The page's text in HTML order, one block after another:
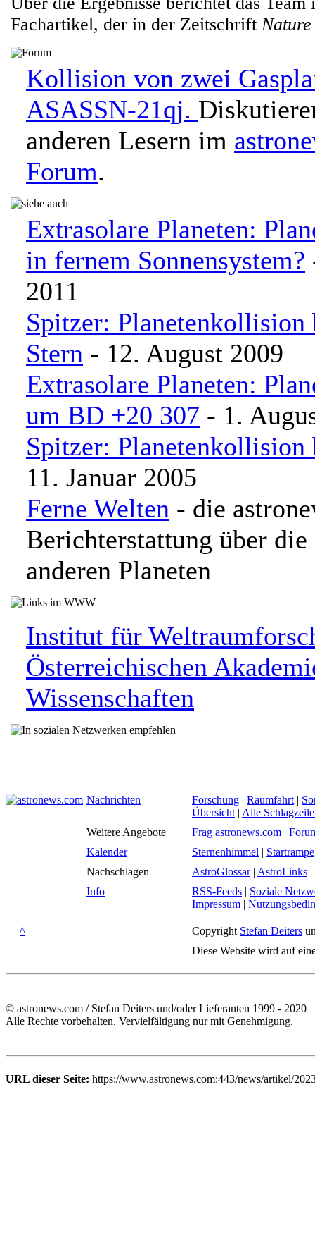
Fachartikel, der in der Zeitschrift Nature
Kollision von zwei
ASASSN-21qj.
anderen Lesern im
Forum.
Extrasolare Planeten:
in fernem Sonnensystem?
2011
Spitzer: Planetenkollision
Stern - 12. August 2009
Extrasolare Planeten:
um BD +20 307 - 1.
Spitzer: Planetenkollision
11. Januar 2005
Ferne Welten - die
Berichterstattung über die
anderen Planeten
Institut für
Österreichischen
Wissenschaften
Nachrichten Forschung | Raumfahrt |
Übersicht | Alle
Weitere Angebote
Frag astronews.com |
Kalender
Sternenhimmel | Startrampe
Nachschlagen
AstroGlossar| AstroLinks
Info
RSS-Feeds | Soziale
Impressum |
^ Copyright Stefan Deiters
Diese Website wird auf
© astronews.com / Stefan Deiters und/oder Lieferanten 1999 - 2020
Alle Rechte vorbehalten. Vervielfältigung nur mit Genehmigung.
URL dieser Seite: https://www.astronews.com:443/news/artikel/